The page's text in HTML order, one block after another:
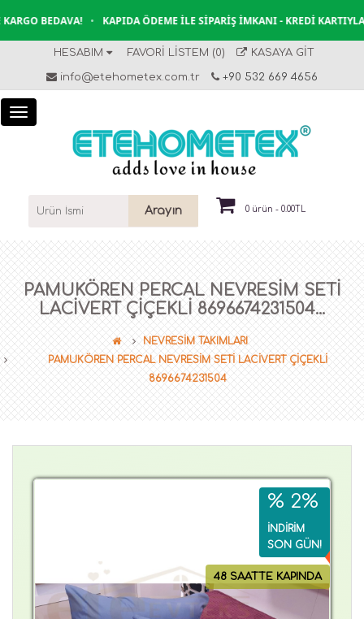
BEDAVA! • KAPIDA ÖDEME İLE SIPARIŞ İMKANI - KREDI KARTIYLA
HESABIM FAVORI LISTEM (0) KASAYA GIT
info@etehometex.com.tr +90 532 669 4656
Arayın 0 ürün - 0.00TL
PAMUKÖREN PERCAL NEVRESİM SETİ
LACİVERT ÇİÇEKLİ 8696674231504...
NEVRESİM TAKIMLARI
PAMUKÖREN PERCAL NEVRESİM SETİ LACİVERT ÇİÇEKLİ
8696674231504
48 SAATTE KAPINDA
% 2%
İNDİRİM
SON GÜN!